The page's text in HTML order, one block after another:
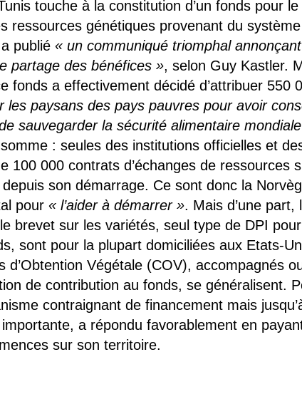
touche à la constitution d’un fonds pour
ressources génétiques provenant du
a publié« un communiqué triomphal
partage des bénéfices », selon Guy Kastler.
fonds a effectivement décidé d’attribuer 550
les paysans des pays pauvres pour avoir
sauvegarder la sécurité alimentaire
: seules des institutions officielles et
100 000 contrats d’échanges de ressources
son démarrage. Ce sont donc la
pour« l’aider à démarrer ». Mais d’une
brevet sur les variétés, seul type de DPI
sont pour la plupart domiciliées aux Etats-
d’Obtention Végétale (COV), accompagnés
de contribution au fonds, se généralisent.
contraignant de financement mais
a répondu favorablement en
sur son territoire.